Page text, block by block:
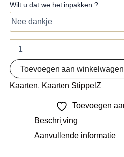
Wilt u dat we het inpakken ?
Toevoegen aan winkelwagen
Kaarten Kaarten StippelZ
Toevoegen
Beschrijving
Aanvullende informatie